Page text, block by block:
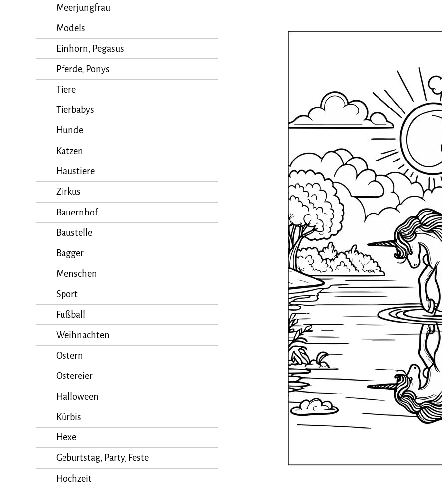
Meerjungfrau
Models
Einhorn, Pegasus
Pferde, Ponys
Tiere
Tierbabys
Hunde
Katzen
Haustiere
Zirkus
Bauernhof
Baustelle
Bagger
Menschen
Sport
Fußball
Weihnachten
Ostern
Ostereier
Halloween
Kürbis
Hexe
Geburtstag, Party, Feste
Hochzeit